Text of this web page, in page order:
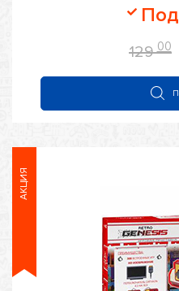
0
из
129 00
АКЦИЯ